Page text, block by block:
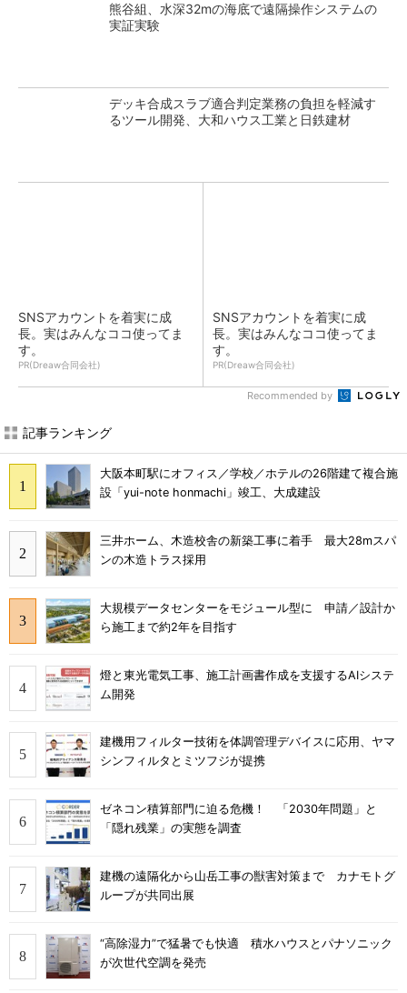
熊谷組、水深32mの海底で遠隔操作システムの
実証実験
デッキ合成スラブ適合判定業務の負担を軽減す
るツール開発、大和ハウス工業と日鉄建材
SNSアカウントを着実に成
長。実はみんなココ使ってま
す。
PR(Dreaw合同会社)
SNSアカウントを着実に成
長。実はみんなココ使ってま
す。
PR(Dreaw合同会社)
Recommended by
記事ランキング
大阪本町駅にオフィス／学校／ホテルの26階建て複合施
設「yui-note honmachi」竣工、大成建設
三井ホーム、木造校舎の新築工事に着手 最大28mスパ
ンの木造トラス採用
大規模データセンターをモジュール型に 申請／設計か
ら施工まで約2年を目指す
燈と東光電気工事、施工計画書作成を支援するAIシステ
ム開発
建機用フィルター技術を体調管理デバイスに応用、ヤマ
シンフィルタとミツフジが提携
ゼネコン積算部門に迫る危機！ 「2030年問題」と
「隠れ残業」の実態を調査
建機の遠隔化から山岳工事の獣害対策まで カナモトグ
ループが共同出展
“高除湿力”で猛暑でも快適 積水ハウスとパナソニック
が次世代空調を発売